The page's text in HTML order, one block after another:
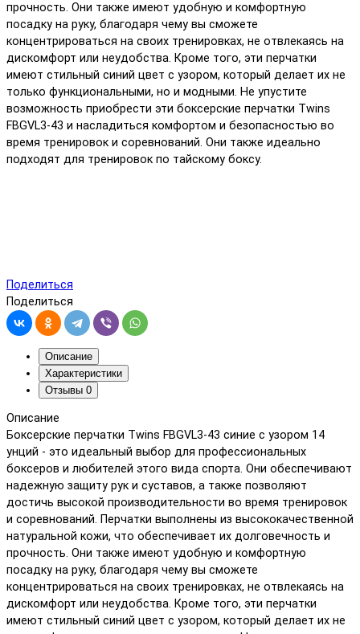
прочность. Они также имеют удобную и комфортную
посадку на руку, благодаря чему вы сможете
концентрироваться на своих тренировках, не отвлекаясь на
дискомфорт или неудобства. Кроме того, эти перчатки
имеют стильный синий цвет с узором, который делает их не
только функциональными, но и модными. Не упустите
возможность приобрести эти боксерские перчатки Twins
FBGVL3-43 и насладиться комфортом и безопасностью во
время тренировок и соревнований. Они также идеально
подходят для тренировок по тайскому боксу.
Поделиться
Поделиться
Описание
Характеристики
Отзывы 0
Описание
Боксерские перчатки Twins FBGVL3-43 синие с узором 14
унций - это идеальный выбор для профессиональных
боксеров и любителей этого вида спорта. Они обеспечивают
надежную защиту рук и суставов, а также позволяют
достичь высокой производительности во время тренировок
и соревнований. Перчатки выполнены из высококачественной
натуральной кожи, что обеспечивает их долговечность и
прочность. Они также имеют удобную и комфортную
посадку на руку, благодаря чему вы сможете
концентрироваться на своих тренировках, не отвлекаясь на
дискомфорт или неудобства. Кроме того, эти перчатки
имеют стильный синий цвет с узором, который делает их не